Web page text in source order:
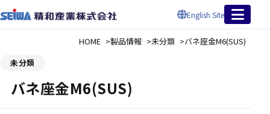
English Site
HOME 製品情報 未分類
バネ座金M6(SUS)
未分類
バネ座金M6(SUS)